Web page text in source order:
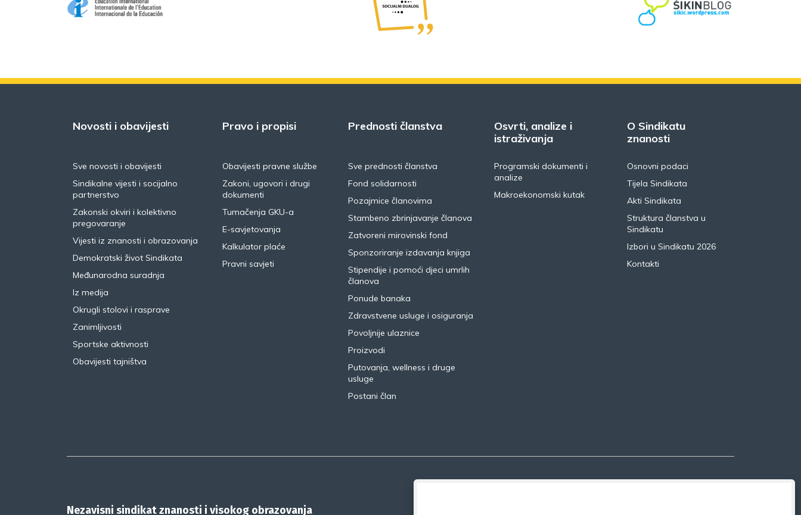
Novosti i obavijesti
Sve novosti i obavijesti
Sindikalne vijesti i socijalno
partnerstvo
Zakonski okviri i kolektivno
pregovaranje
Vijesti iz znanosti i obrazovanja
Demokratski život Sindikata
Međunarodna suradnja
Iz medija
Okrugli stolovi i rasprave
Zanimljivosti
Sportske aktivnosti
Obavijesti tajništva
Pravo i propisi
Obavijesti pravne službe
Zakoni, ugovori i drugi
dokumenti
Tumačenja GKU-a
E-savjetovanja
Kalkulator plaće
Pravni savjeti
Prednosti članstva
Sve prednosti članstva
Fond solidarnosti
Pozajmice članovima
Stambeno zbrinjavanje članova
Zatvoreni mirovinski fond
Sponzoriranje izdavanja knjiga
Stipendije i pomoći djeci umrlih
članova
Ponude banaka
Zdravstvene usluge i osiguranja
Povoljnije ulaznice
Proizvodi
Putovanja, wellness i druge
usluge
Postani član
Osvrti, analize i
istraživanja
Programski dokumenti i
analize
Makroekonomski kutak
O Sindikatu
znanosti
Osnovni podaci
Tijela Sindikata
Akti Sindikata
Struktura članstva u
Sindikatu
Izbori u Sindikatu 2026
Kontakti
Nezavisni sindikat znanosti i visokog obrazovanja